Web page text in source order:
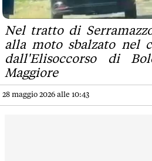
Nel tratto di
alla moto sbalzato nel
dall'Elisoccorso di
Maggiore
28 maggio 2026 alle 10:43